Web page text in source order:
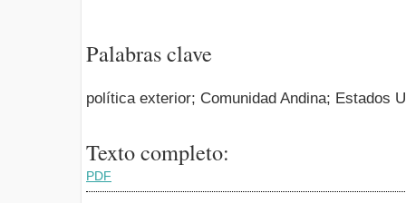
Palabras clave
política exterior; Comunidad Andina; Estados
Texto completo:
PDF